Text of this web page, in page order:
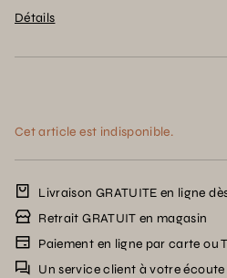
Détails
Cet article est indisponible.
Livraison GRATUITE en ligne
Retrait GRATUIT en magasin
Paiement en ligne par carte ou
Un service client à votre écoute